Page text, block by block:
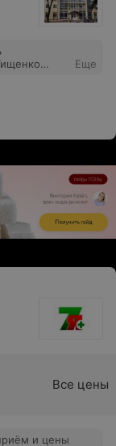
для меня
Еще
Все цены
и цены